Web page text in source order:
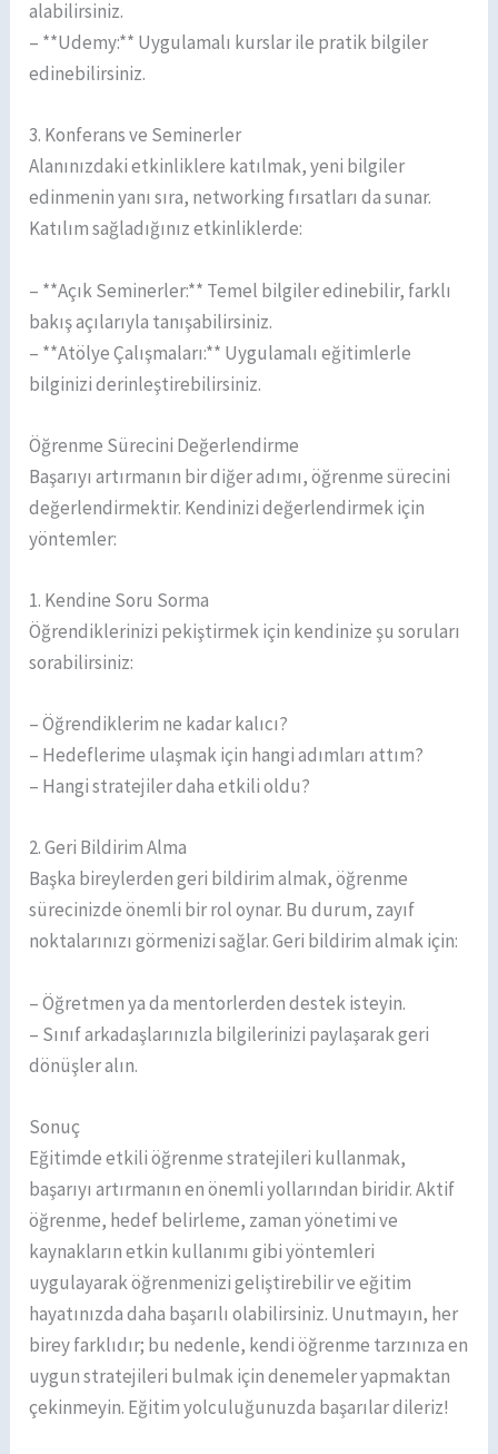
alabilirsiniz.
– **Udemy:** Uygulamalı kurslar ile pratik bilgiler
edinebilirsiniz.
3. Konferans ve Seminerler
Alanınızdaki etkinliklere katılmak, yeni bilgiler
edinmenin yanı sıra, networking fırsatları da sunar.
Katılım sağladığınız etkinliklerde:
– **Açık Seminerler:** Temel bilgiler edinebilir, farklı
bakış açılarıyla tanışabilirsiniz.
– **Atölye Çalışmaları:** Uygulamalı eğitimlerle
bilginizi derinleştirebilirsiniz.
Öğrenme Sürecini Değerlendirme
Başarıyı artırmanın bir diğer adımı, öğrenme sürecini
değerlendirmektir. Kendinizi değerlendirmek için
yöntemler:
1. Kendine Soru Sorma
Öğrendiklerinizi pekiştirmek için kendinize şu soruları
sorabilirsiniz:
– Öğrendiklerim ne kadar kalıcı?
– Hedeflerime ulaşmak için hangi adımları attım?
– Hangi stratejiler daha etkili oldu?
2. Geri Bildirim Alma
Başka bireylerden geri bildirim almak, öğrenme
sürecinizde önemli bir rol oynar. Bu durum, zayıf
noktalarınızı görmenizi sağlar. Geri bildirim almak için:
– Öğretmen ya da mentorlerden destek isteyin.
– Sınıf arkadaşlarınızla bilgilerinizi paylaşarak geri
dönüşler alın.
Sonuç
Eğitimde etkili öğrenme stratejileri kullanmak,
başarıyı artırmanın en önemli yollarından biridir. Aktif
öğrenme, hedef belirleme, zaman yönetimi ve
kaynakların etkin kullanımı gibi yöntemleri
uygulayarak öğrenmenizi geliştirebilir ve eğitim
hayatınızda daha başarılı olabilirsiniz. Unutmayın, her
birey farklıdır; bu nedenle, kendi öğrenme tarzınıza en
uygun stratejileri bulmak için denemeler yapmaktan
çekinmeyin. Eğitim yolculuğunuzda başarılar dileriz!